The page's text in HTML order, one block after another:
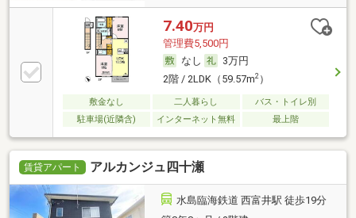
7.40万円
管理費5,500円
なし
3万円
2階 / 2LDK（59.57m2）
敷金なし 二人暮らし
バス・トイレ別
駐車場(近隣含)
インターネット無料 最上階
賃貸アパート アルカンジュ四十瀬
水島臨海鉄道 西富井駅 徒歩19分